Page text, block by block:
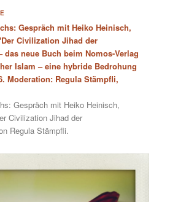
Gespräch mit Heiko Heinisch,
Civilization Jihad der
neue Buch beim Nomos-Verlag
Islam – eine hybride Bedrohung
Moderation: Regula Stämpfli,
Gespräch mit Heiko Heinisch,
Civilization Jihad der
Regula Stämpfli.